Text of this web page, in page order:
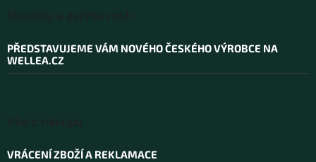
PŘEDSTAVUJEME VÁM NOVÉHO ČESKÉHO VÝROBCE NA
WELLEA.CZ
VRÁCENÍ ZBOŽÍ A REKLAMACE